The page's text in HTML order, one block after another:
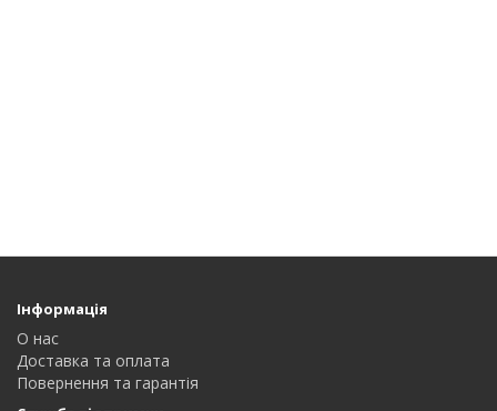
Інформація
О нас
Доставка та оплата
Повернення та гарантія